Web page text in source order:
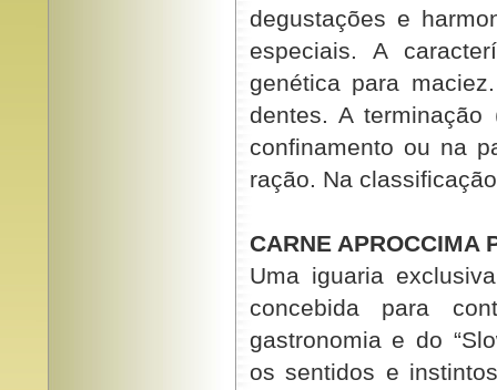
degustações e
especiais. A
genética para
dentes. A
confinamento ou na
ração. Na
CARNE APROCCIMA
Uma iguaria
concebida para
gastronomia e do
os sentidos e